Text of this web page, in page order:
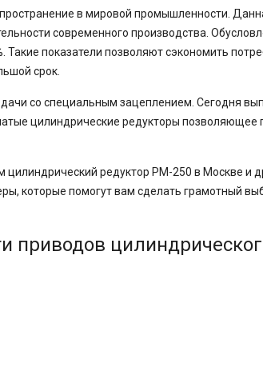
в мировой промышленности.
современного производства.
показатели позволяют сэкономить
срок.
со специальным зацеплением. Сегодня
цилиндрические редукторы позволяющее
редуктор РМ-250 в Москве и
которые помогут вам сделать грамотный
приводов